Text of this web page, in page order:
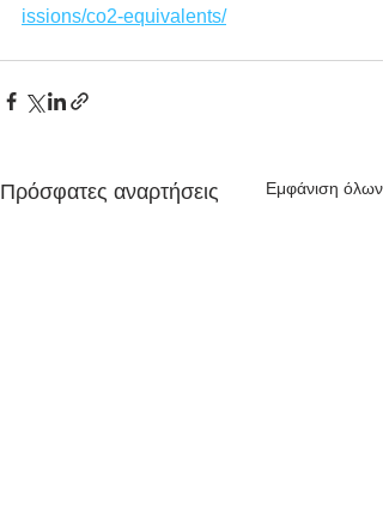
issions/co2-equivalents/
Πρόσφατες αναρτήσεις Εμφάνιση όλων